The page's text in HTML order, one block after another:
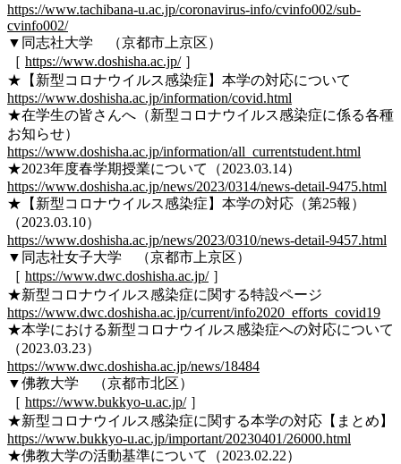
https://www.tachibana-u.ac.jp/coronavirus-info/cvinfo002/sub-
cvinfo002/
▼同志社大学 （京都市上京区）
［ https://www.doshisha.ac.jp/］
★【新型コロナウイルス感染症】本学の対応について
https://www.doshisha.ac.jp/information/covid.html
★在学生の皆さんへ（新型コロナウイルス感染症に係る各種
お知らせ）
https://www.doshisha.ac.jp/information/all_currentstudent.html
★2023年度春学期授業について（2023.03.14）
https://www.doshisha.ac.jp/news/2023/0314/news-detail-9475.html
★【新型コロナウイルス感染症】本学の対応（第25報）
（2023.03.10）
https://www.doshisha.ac.jp/news/2023/0310/news-detail-9457.html
▼同志社女子大学 （京都市上京区）
［ https://www.dwc.doshisha.ac.jp/］
★新型コロナウイルス感染症に関する特設ページ
https://www.dwc.doshisha.ac.jp/current/info2020_efforts_covid19
★本学における新型コロナウイルス感染症への対応について
（2023.03.23）
https://www.dwc.doshisha.ac.jp/news/18484
▼佛教大学 （京都市北区）
［ https://www.bukkyo-u.ac.jp/］
★新型コロナウイルス感染症に関する本学の対応【まとめ】
https://www.bukkyo-u.ac.jp/important/20230401/26000.html
★佛教大学の活動基準について（2023.02.22）